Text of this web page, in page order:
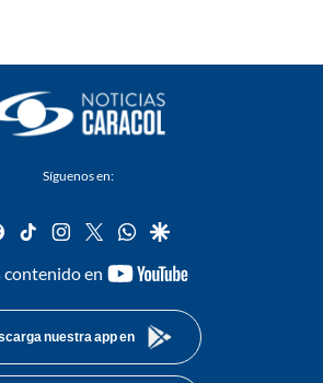
Síguenos en:
facebook
tiktok instagram
twitterwhatsapp
google
contenido en
youtube-
nuestra app en